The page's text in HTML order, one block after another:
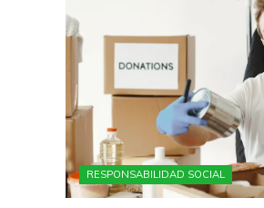
RESPONSABILIDAD SOCIAL